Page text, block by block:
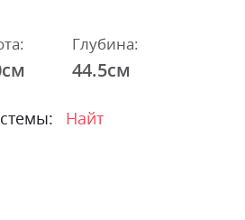
Глубина:
44.5см
Найт